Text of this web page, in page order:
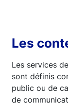
Les
Les services
sont définis
public ou de
de